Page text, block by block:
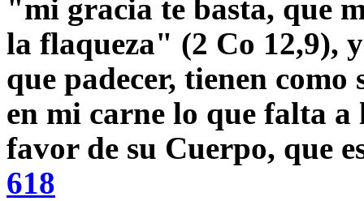
"mi gracia te basta, que
la flaqueza" (2 Co 12,9),
que padecer, tienen
en mi carne lo que falta
favor de su Cuerpo, que
618